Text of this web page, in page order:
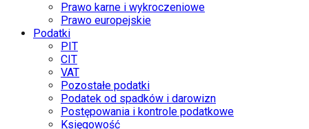
Prawo karne i wykroczeniowe
Prawo europejskie
Podatki
PIT
CIT
VAT
Pozostałe podatki
Podatek od spadków i darowizn
Postępowania i kontrole podatkowe
Księgowość